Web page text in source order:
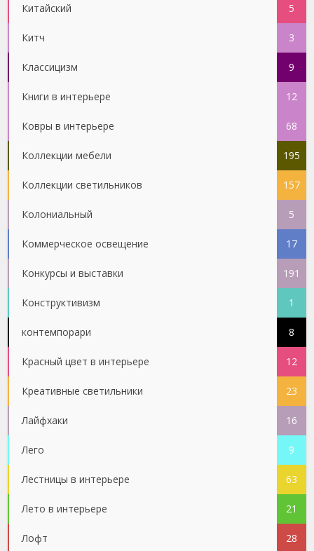
Китайский 5
Китч 3
Классицизм 9
Книги в интерьере 12
Ковры в интерьере 68
Коллекции мебели 195
Коллекции светильников 157
Колониальный 5
Коммерческое освещение 17
Конкурсы и выставки 191
Конструктивизм 1
контемпорари 8
Красный цвет в интерьере 12
Креативные светильники 23
Лайфхаки 16
Лего 9
Лестницы в интерьере 63
Лето в интерьере 21
Лофт 28